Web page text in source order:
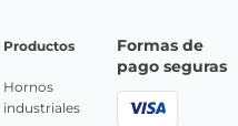
Productos
Hornos
industriales
Formas de
pago seguras